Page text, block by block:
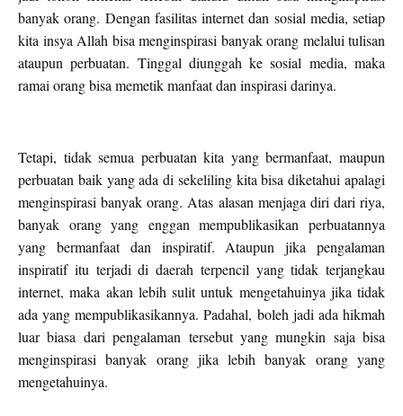
banyak orang. Dengan fasilitas internet dan sosial media, setiap
kita insya Allah bisa menginspirasi banyak orang melalui tulisan
ataupun perbuatan. Tinggal diunggah ke sosial media, maka
ramai orang bisa memetik manfaat dan inspirasi darinya.
Tetapi, tidak semua perbuatan kita yang bermanfaat, maupun
perbuatan baik yang ada di sekeliling kita bisa diketahui apalagi
menginspirasi banyak orang. Atas alasan menjaga diri dari riya,
banyak orang yang enggan mempublikasikan perbuatannya
yang bermanfaat dan inspiratif. Ataupun jika pengalaman
inspiratif itu terjadi di daerah terpencil yang tidak terjangkau
internet, maka akan lebih sulit untuk mengetahuinya jika tidak
ada yang mempublikasikannya. Padahal, boleh jadi ada hikmah
luar biasa dari pengalaman tersebut yang mungkin saja bisa
menginspirasi banyak orang jika lebih banyak orang yang
mengetahuinya.